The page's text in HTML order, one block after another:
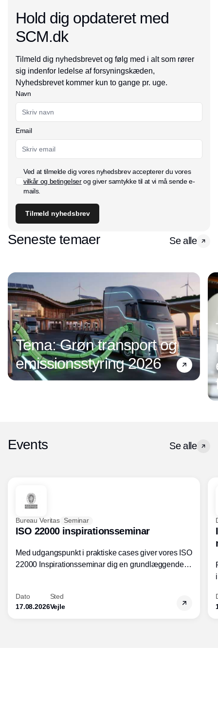
Hold dig opdateret med
SCM.dk
Tilmeld dig nyhedsbrevet og følg med i alt som rører
sig indenfor ledelse af forsyningskæden,
Nyhedsbrevet kommer kun to gange pr. uge.
Navn
Email
Ved at tilmelde dig vores nyhedsbrev accepterer du vores
vilkår og betingelserog giver samtykke til at vi må sende e-
mails.
Tilmeld nyhedsbrev
Seneste temaer Se alle
Tema: Grøn transport og
emissionsstyring 2026
Events Se alle
Bureau Veritas Seminar
ISO 22000 inspirationsseminar
Med udgangspunkt i praktiske cases giver vores ISO
22000 Inspirationsseminar dig en grundlæggende
fødevarestandardens integration med andre
standarder.
Dato
17.08.2026
Sted
Vejle